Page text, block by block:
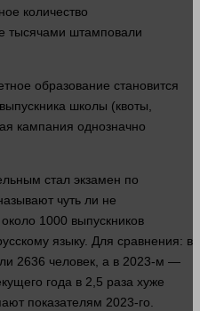
количество
тысячами штамповали
образование становится
школы (квоты,
кампания однозначно
стал экзамен по
чуть ли не
1000 выпускников
языку. Для сравнения: в
2636 человек , а в 2023-м —
года в 2,5 раза хуже
показателям 2023-го.